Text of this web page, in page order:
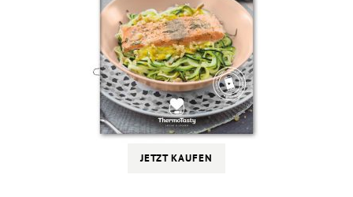
JETZT KAUFEN